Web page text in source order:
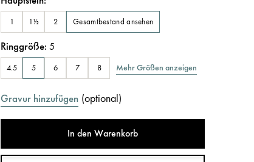
1 1½ 2 Gesamtbestand ansehen
Ringgröße:5
4.5 5 6 7 8 Mehr Größen anzeigen
Gravur hinzufügen (optional)
In den Warenkorb